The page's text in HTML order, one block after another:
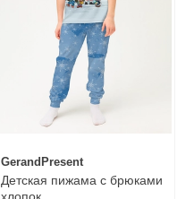
GerandPresent
Детская пижама с брюками